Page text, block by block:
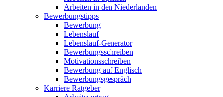
Arbeiten in den Niederlanden
Bewerbungstipps
Bewerbung
Lebenslauf
Lebenslauf-Generator
Bewerbungsschreiben
Motivationsschreiben
Bewerbung auf Englisch
Bewerbungsgespräch
Karriere Ratgeber